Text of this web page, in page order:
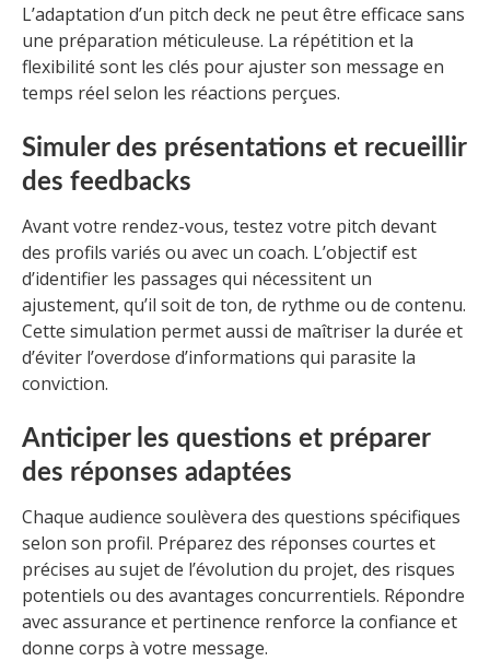
L’adaptation d’un pitch deck ne peut être efficace sans
une préparation méticuleuse. La répétition et la
flexibilité sont les clés pour ajuster son message en
temps réel selon les réactions perçues.
Simuler des présentations et recueillir
des feedbacks
Avant votre rendez-vous, testez votre pitch devant
des profils variés ou avec un coach. L’objectif est
d’identifier les passages qui nécessitent un
ajustement, qu’il soit de ton, de rythme ou de contenu.
Cette simulation permet aussi de maîtriser la durée et
d’éviter l’overdose d’informations qui parasite la
conviction.
Anticiper les questions et préparer
des réponses adaptées
Chaque audience soulèvera des questions spécifiques
selon son profil. Préparez des réponses courtes et
précises au sujet de l’évolution du projet, des risques
potentiels ou des avantages concurrentiels. Répondre
avec assurance et pertinence renforce la confiance et
donne corps à votre message.